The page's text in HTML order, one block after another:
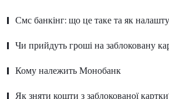
Смс банкінг: що це таке та як
Чи прийдуть гроші на заблоковану
Кому належить Монобанк
Як зняти кошти з заблокованої